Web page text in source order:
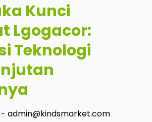
Kunci
Lgogacor:
Teknologi
- admin@kindsmarket.com